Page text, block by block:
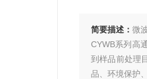
简要描述：
CYWB系列高
到样品前处理
品、环境保护